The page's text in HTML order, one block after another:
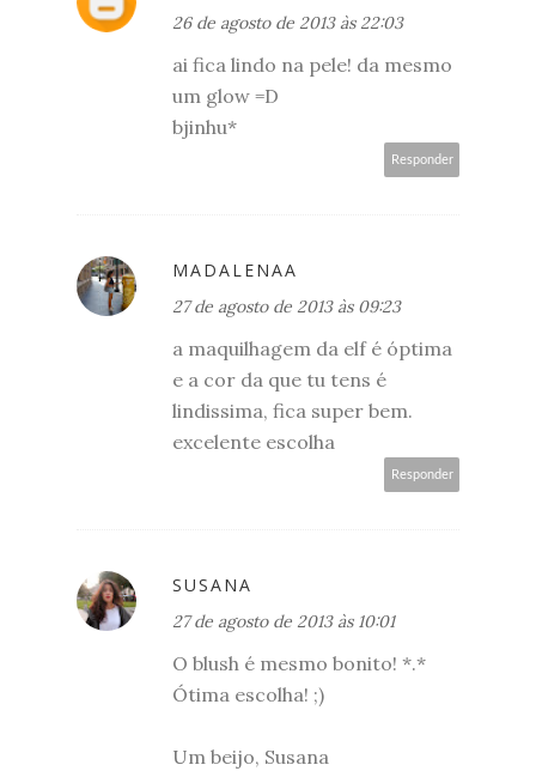
26 de agosto de 2013 às 22:03
ai fica lindo na pele! da mesmo
um glow =D
bjinhu*
Responder
MADALENAA
27 de agosto de 2013 às 09:23
a maquilhagem da elf é óptima
e a cor da que tu tens é
lindissima, fica super bem.
excelente escolha
Responder
SUSANA
27 de agosto de 2013 às 10:01
O blush é mesmo bonito! *.*
Ótima escolha! ;)
Um beijo, Susana